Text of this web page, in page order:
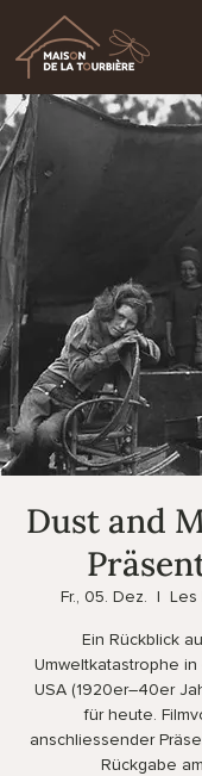
Dust and
Fr., 05. Dez.
  |
Les
Ein Rückblick
Umweltkatastrophe
USA (1920er–40er
für heute.
anschliessender
Rückgabe